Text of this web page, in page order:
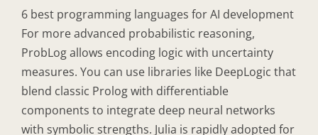
6 best programming languages for AI development
For more advanced probabilistic reasoning,
ProbLog allows encoding logic with uncertainty
measures. You can use libraries like DeepLogic that
blend classic Prolog with differentiable
components to integrate deep neural networks
with symbolic strengths. Julia is rapidly adopted for